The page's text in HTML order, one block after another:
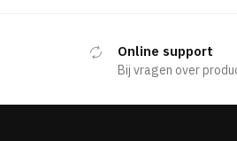
Online support
Bij vragen over